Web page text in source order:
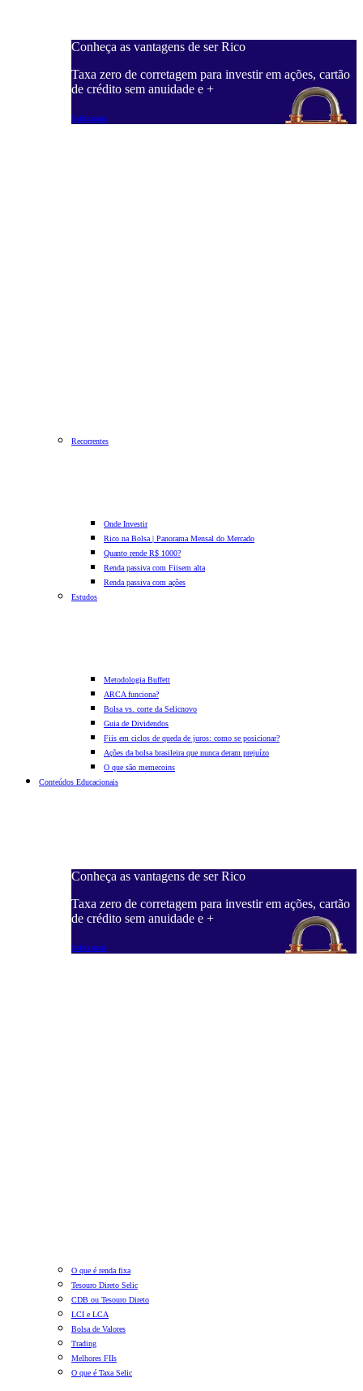
Conheça as vantagens de ser Rico
Taxa zero de corretagem para investir em ações, cartão
de crédito sem anuidade e +
Saiba mais
Recorrentes
Onde Investir
Rico na Bolsa | Panorama Mensal do Mercado
Quanto rende R$ 1000?
Renda passiva com Fiisem alta
Renda passiva com ações
Estudos
Metodologia Buffett
ARCA funciona?
Bolsa vs. corte da Selicnovo
Guia de Dividendos
Fiis em ciclos de queda de juros: como se posicionar?
Ações da bolsa brasileira que nunca deram prejuízo
O que são memecoins
Conteúdos Educacionais
Conheça as vantagens de ser Rico
Taxa zero de corretagem para investir em ações, cartão
de crédito sem anuidade e +
Saiba mais
O que é renda fixa
Tesouro Direto Selic
CDB ou Tesouro Direto
LCI e LCA
Bolsa de Valores
Trading
Melhores FIIs
O que é Taxa Selic